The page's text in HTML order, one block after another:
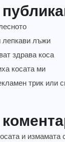
лъжи
здрава коса
косата ми
трик или
и измамата